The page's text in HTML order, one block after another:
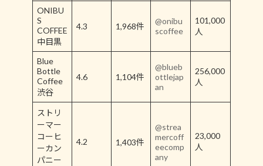
ONIBU
S
COFFEE
中目黒
4.3 1,968件
@onibu
scoffee
101,000
人
Blue
Bottle
Coffee
渋谷
4.6 1,104件
@blueb
ottlejap
an
256,000
人
ストリ
ーマー
コーヒ
ーカン
パニー
4.2 1,403件
@strea
mercoff
eecomp
any
23,000
人